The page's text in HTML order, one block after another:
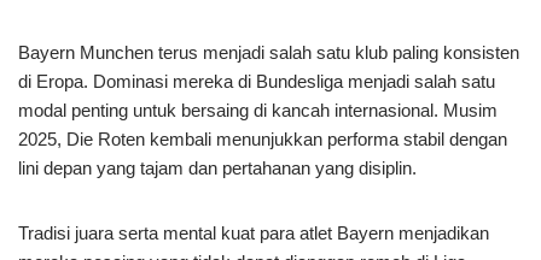
Bayern Munchen terus menjadi salah satu klub paling konsisten
di Eropa. Dominasi mereka di Bundesliga menjadi salah satu
modal penting untuk bersaing di kancah internasional. Musim
2025, Die Roten kembali menunjukkan performa stabil dengan
lini depan yang tajam dan pertahanan yang disiplin.
Tradisi juara serta mental kuat para atlet Bayern menjadikan